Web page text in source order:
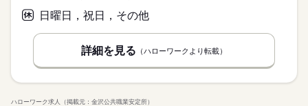
日曜日，祝日，その他
詳細を見る （ハローワークより転載）
ハローワーク求人（掲載元：金沢公共職業安定所）